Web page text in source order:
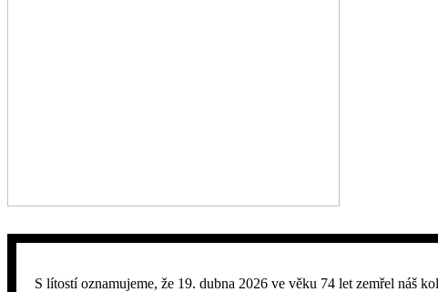
S lítostí oznamujeme, že 19. dubna 2026 ve věku 74 let zemřel náš